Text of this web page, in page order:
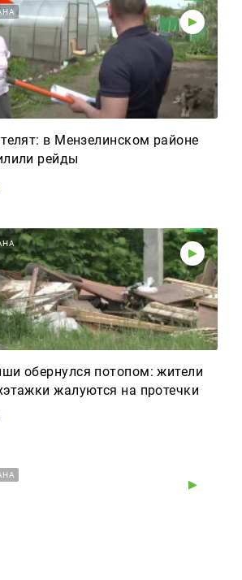
в Мензелинском районе
рейды
обернулся потопом: жители
жалуются на протечки